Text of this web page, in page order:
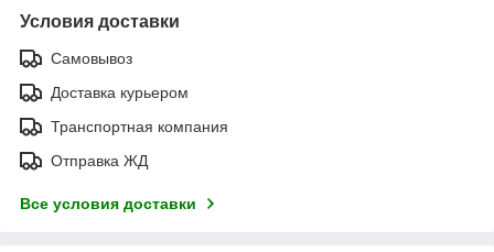
Условия доставки
Самовывоз
Доставка курьером
Транспортная компания
Отправка ЖД
Все условия доставки